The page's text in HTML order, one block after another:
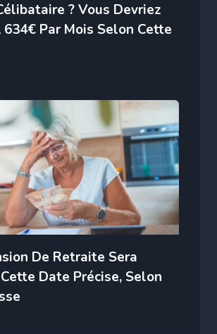
? Vous Devriez
634€ Par Mois Selon Cette
De Retraite Sera
Date Précise, Selon